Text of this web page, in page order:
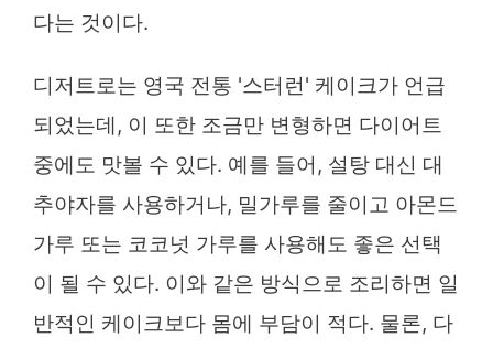
다는 것이다.
디저트로는 영국 전통 '스터런' 케이크가 언급
되었는데, 이 또한 조금만 변형하면 다이어트
중에도 맛볼 수 있다. 예를 들어, 설탕 대신 대
추야자를 사용하거나, 밀가루를 줄이고 아몬드
가루 또는 코코넛 가루를 사용해도 좋은 선택
이 될 수 있다. 이와 같은 방식으로 조리하면 일
반적인 케이크보다 몸에 부담이 적다. 물론, 다